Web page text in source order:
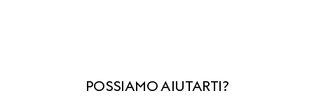
POSSIAMO AIUTARTI?